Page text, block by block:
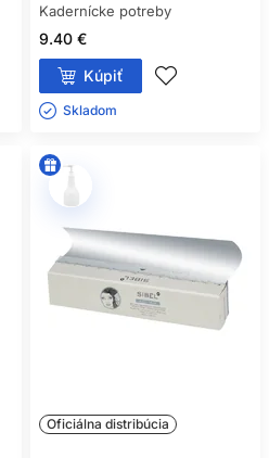
Kadernícke potreby
9.40 €
Kúpiť
Skladom ㅤ
Oficiálna distribúcia